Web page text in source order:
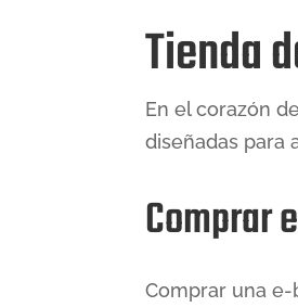
Tienda
En el corazón
diseñadas para
Comprar
Comprar una